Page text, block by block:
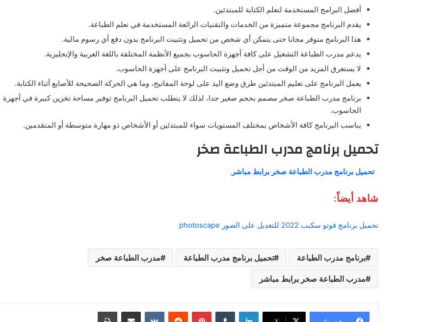
أفضل البرامج المستخدمة لتعلم الكتابة للمبتدئين.
يقدم البرنامج مجموعة متميزة من الخدمات والتقنيات الرائعة المستخدمة في تعلم الطباعة.
هذا البرنامج متوفر مجانا حتى يتمكن أي شخص من تحميل وتثبيت البرنامج بدون دفع أي رسوم مالية.
يدعم مدرب الطباعة التشغيل على كافة أجهزة الحاسوب بجميع الأنظمة المختلفة باللغة العربية والإنجليزية.
لا يستغرق المزيد من الوقت من أجل تحميل وتثبيت البرنامج على أجهزة الحاسوب.
يعمل البرنامج على تعليم المبتدئين طرق وضع اليد على لوحة المفاتيح، وما هي الحركة الصحيحة للأصابع أثناء الكتابة.
برنامج مدرب الطباعة صخر مصمم بحجم صغير جدا، لذلك لا يتطلب تحميل البرنامج توفير مساحة تخزين كبيرة في أجهزة
الحاسوب.
يناسب البرنامج كافة الأشخاص بمختلف المستويات سواء للمبتدئين أو الأشخاص ذو مهارة متوسطة أو المتقدمين.
تحميل برنامج مدرب الطباعة صخر
تحميل برنامج مدرب الطباعة صخر برابط مباشر .
شاهد أيضاً:
تحميل برنامج فوتو سكيب 2022 للتعديل على الصور photoscape
برنامج مدرب الطباعة تحميل برنامج مدرب الطباعة مدرب الطباعة صخر
مدرب الطباعة صخر برابط مباشر
لينكدإن بينتيريست مشاركة عبر البريد طباعة